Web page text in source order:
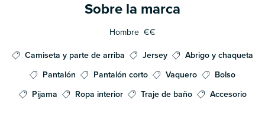
Sobre la marca
Hombre €€
Camiseta y parte de arriba Jersey
Abrigo y chaqueta
Pantalón
Pantalón corto Vaquero
Bolso
Pijama
Ropa interior Traje de baño Accesorio